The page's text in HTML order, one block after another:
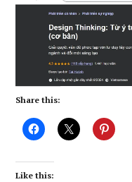
Share this:
Like this: